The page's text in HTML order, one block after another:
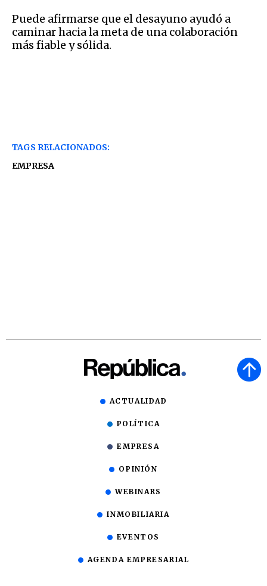
Puede afirmarse que el desayuno ayudó a
caminar hacia la meta de una colaboración
más fiable y sólida.
TAGS RELACIONADOS:
EMPRESA
ACTUALIDAD
POLÍTICA
EMPRESA
OPINIÓN
WEBINARS
INMOBILIARIA
EVENTOS
AGENDA EMPRESARIAL